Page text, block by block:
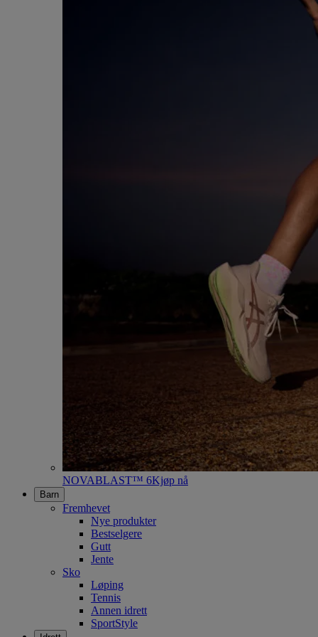
NOVABLAST™ 6Kjøp nå
Barn
Fremhevet
Nye produkter
Bestselgere
Gutt
Jente
Sko
Løping
Tennis
Annen idrett
SportStyle